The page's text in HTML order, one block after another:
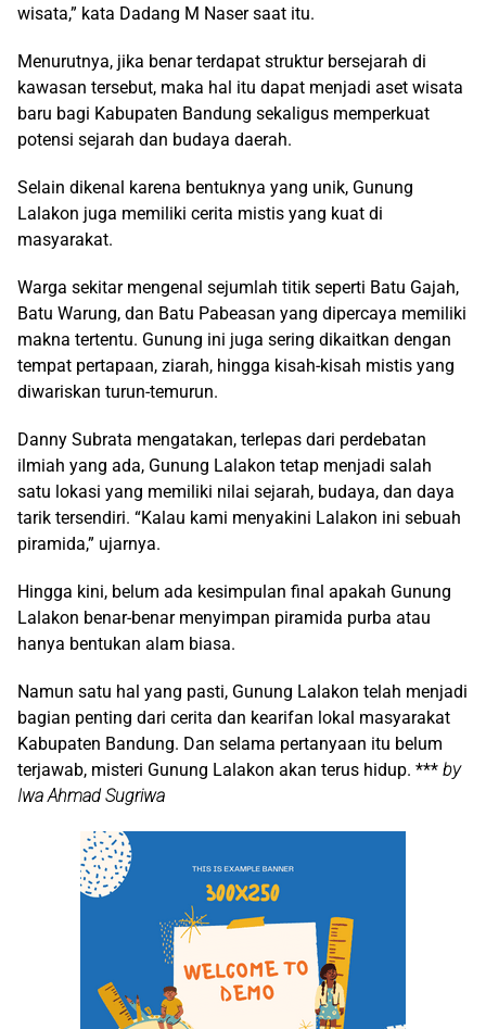
wisata,” kata Dadang M Naser saat itu.
Menurutnya, jika benar terdapat struktur bersejarah di
kawasan tersebut, maka hal itu dapat menjadi aset wisata
baru bagi Kabupaten Bandung sekaligus memperkuat
potensi sejarah dan budaya daerah.
Selain dikenal karena bentuknya yang unik, Gunung
Lalakon juga memiliki cerita mistis yang kuat di
masyarakat.
Warga sekitar mengenal sejumlah titik seperti Batu Gajah,
Batu Warung, dan Batu Pabeasan yang dipercaya memiliki
makna tertentu. Gunung ini juga sering dikaitkan dengan
tempat pertapaan, ziarah, hingga kisah-kisah mistis yang
diwariskan turun-temurun.
Danny Subrata mengatakan, terlepas dari perdebatan
ilmiah yang ada, Gunung Lalakon tetap menjadi salah
satu lokasi yang memiliki nilai sejarah, budaya, dan daya
tarik tersendiri. “Kalau kami menyakini Lalakon ini sebuah
piramida,” ujarnya.
Hingga kini, belum ada kesimpulan final apakah Gunung
Lalakon benar-benar menyimpan piramida purba atau
hanya bentukan alam biasa.
Namun satu hal yang pasti, Gunung Lalakon telah menjadi
bagian penting dari cerita dan kearifan lokal masyarakat
Kabupaten Bandung. Dan selama pertanyaan itu belum
terjawab, misteri Gunung Lalakon akan terus hidup. *** by
Iwa Ahmad Sugriwa